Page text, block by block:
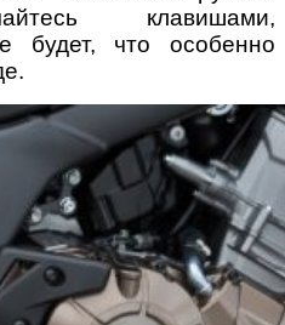
клавишами,
будет, что особенно